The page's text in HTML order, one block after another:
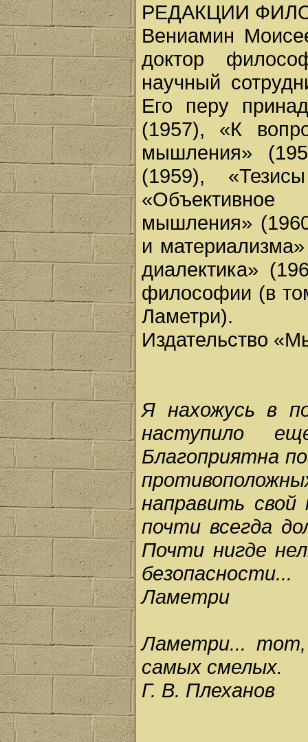
РЕДАКЦИИ
Вениамин
доктор
научный
Его перу
(1957), «К
мышления»
(1959),
мышления»
и
диалектика»
философии (в
Ламетри).
Издательство
Я нахожусь в
наступило
Благоприятна
направить свой
почти всегда
Почти нигде
безопасности...
Ламетри
Ламетри... тот,
самых смелых.
Г. В. Плеханов